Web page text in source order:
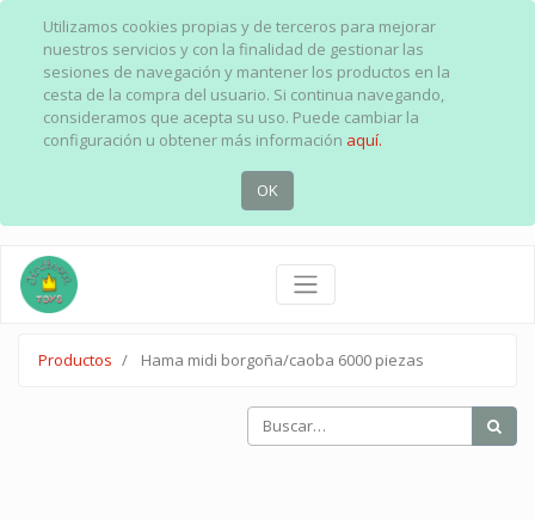
Utilizamos cookies propias y de terceros para mejorar
nuestros servicios y con la finalidad de gestionar las
sesiones de navegación y mantener los productos en la
cesta de la compra del usuario. Si continua navegando,
consideramos que acepta su uso. Puede cambiar la
configuración u obtener más información aquí.
OK
Productos Hama midi borgoña/caoba 6000 piezas